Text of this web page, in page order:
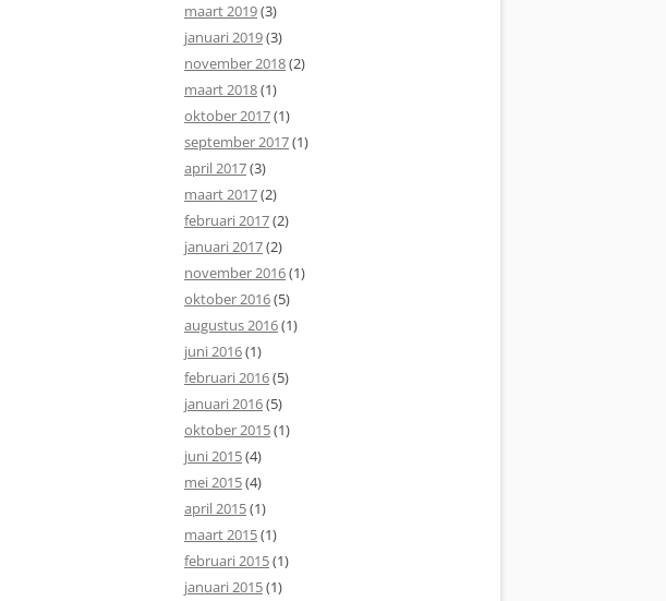
maart 2019(3)
januari 2019(3)
november 2018(2)
maart 2018(1)
oktober 2017(1)
september 2017(1)
april 2017(3)
maart 2017(2)
februari 2017(2)
januari 2017(2)
november 2016(1)
oktober 2016(5)
augustus 2016(1)
juni 2016(1)
februari 2016(5)
januari 2016(5)
oktober 2015(1)
juni 2015(4)
mei 2015(4)
april 2015(1)
maart 2015(1)
februari 2015(1)
januari 2015(1)